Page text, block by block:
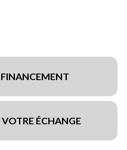
ÉCHANGE